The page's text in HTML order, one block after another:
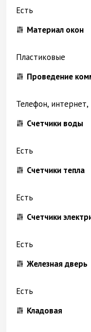
Есть
Материал окон
Пластиковые
Проведение
Телефон, интернет,
Счетчики воды
Есть
Счетчики тепла
Есть
Счетчики
Есть
Железная дверь
Есть
Кладовая